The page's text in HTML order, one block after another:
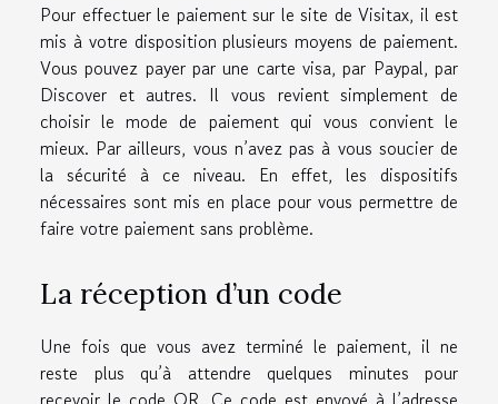
Pour effectuer le paiement sur le site de Visitax, il est
mis à votre disposition plusieurs moyens de paiement.
Vous pouvez payer par une carte visa, par Paypal, par
Discover et autres. Il vous revient simplement de
choisir le mode de paiement qui vous convient le
mieux. Par ailleurs, vous n’avez pas à vous soucier de
la sécurité à ce niveau. En effet, les dispositifs
nécessaires sont mis en place pour vous permettre de
faire votre paiement sans problème.
La réception d’un code
Une fois que vous avez terminé le paiement, il ne
reste plus qu’à attendre quelques minutes pour